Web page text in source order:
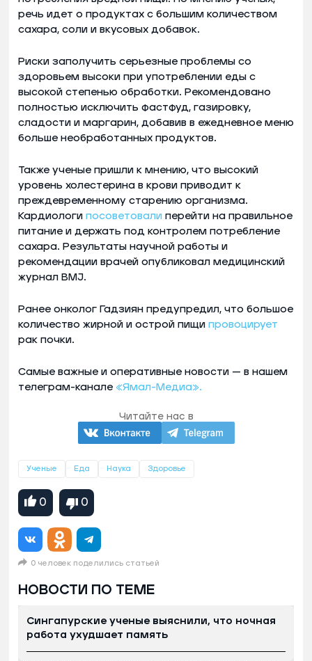
речь идет о продуктах с большим количеством
сахара, соли и вкусовых добавок.
Риски заполучить серьезные проблемы со
здоровьем высоки при употреблении еды с
высокой степенью обработки. Рекомендовано
полностью исключить фастфуд, газировку,
сладости и маргарин, добавив в ежедневное меню
больше необработанных продуктов.
Также ученые пришли к мнению, что высокий
уровень холестерина в крови приводит к
преждевременному старению организма.
Кардиологи посоветовали перейти на правильное
питание и держать под контролем потребление
сахара. Результаты научной работы и
рекомендации врачей опубликовал медицинский
журнал BMJ.
Ранее онколог Гадзиян предупредил, что большое
количество жирной и острой пищи провоцирует
рак почки.
Самые важные и оперативные новости — в нашем
телеграм-канале «Ямал-Медиа».
Читайте нас в
Ученые Еда Наука Здоровье
0 0
0 человек поделились статьей
НОВОСТИ ПО ТЕМЕ
Сингапурские ученые выяснили, что ночная
работа ухудшает память